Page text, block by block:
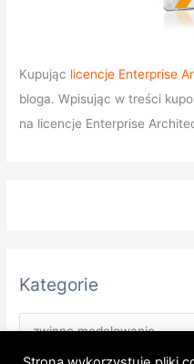
Kupując licencje Enterprise
bloga. Wpisując w treści
na licencje Enterprise
Kategorie